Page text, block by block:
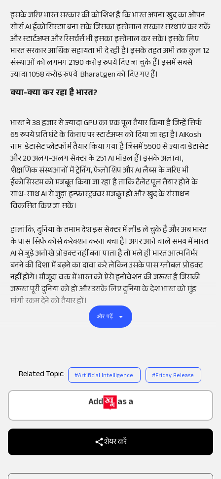
Add
as a
Trusted Source on
शेयर करें
इसके जरिए भारत सरकार की कोशिश है कि भारत अपना खुद का ओपन
सोर्स AI ईकोसिस्टम बना सके जिसका इस्तेमाल सरकार संस्थाएं कर सकें
और स्टार्टअप्स और रिसर्चर्स भी इसका इस्तेमाल कर सकें। इसके लिए
भारत सरकार आर्थिक सहायता भी दे रही है। इसके तहत अभी तक कुल 12
संस्थाओं को लगभग 2190 करोड़ रुपये दिए जा चुके हैं। इसमें सबसे
ज्यादा 1058 करोड़ रुपये Bharatgen को दिए गए हैं।
क्या-क्या कर रहा है भारत?
भारत ने 38 हजार से ज्यादा GPU का एक पूल तैयार किया है जिन्हें सिर्फ
65 रुपये प्रति घंटे के किराए पर स्टार्टअप्स को दिया जा रहा है। AIKosh
नाम डेटासेट प्लेटफॉर्म तैयार किया गया है जिसमें 5500 से ज्यादा डेटासेट
और 20 अलग-अलग सेक्टर के 251 AI मॉडल हैं। इसके अलावा,
शैक्षणिक संस्थआनों में ट्रेनिंग, फेलोशिप और AI लैब्स के जरिए भी
ईकोसिस्टम को मजबूत किया जा रहा है ताकि टैलेंट पूल तैयार होने के
साथ-साथ AI से जुड़ा इन्फ्रास्ट्रक्चर मजबूत हो और खुद के संसाधन
विकसित किए जा सकें।
हालांकि, दुनिया के तमाम देश इस सेक्टर में लीड ले चुके हैं और अब भारत
के पास सिर्फ कोर्स करेक्शन करना बचा है। अगर आने वाले समय में भारत
AI से जुड़े अनोखे प्रोडक्ट नहीं बना पाता है तो भले ही भारत आत्मनिर्भर
बनने की दिशा में बढ़ने का दावा करे लेकिन उसके पास ग्लोबल प्रोडक्ट
नहीं होंगे। मौजूदा वक्त में भारत को ऐसे इनोवेशन की जरूरत है जिसकी
जरूरत पूरी दुनिया को हो और उसके लिए दुनिया के देश भारत को मुंह
मांगी रकम देने को तैयार हों।
और पढ़ें
Related Topic: #Artificial Intelligence #Friday Release